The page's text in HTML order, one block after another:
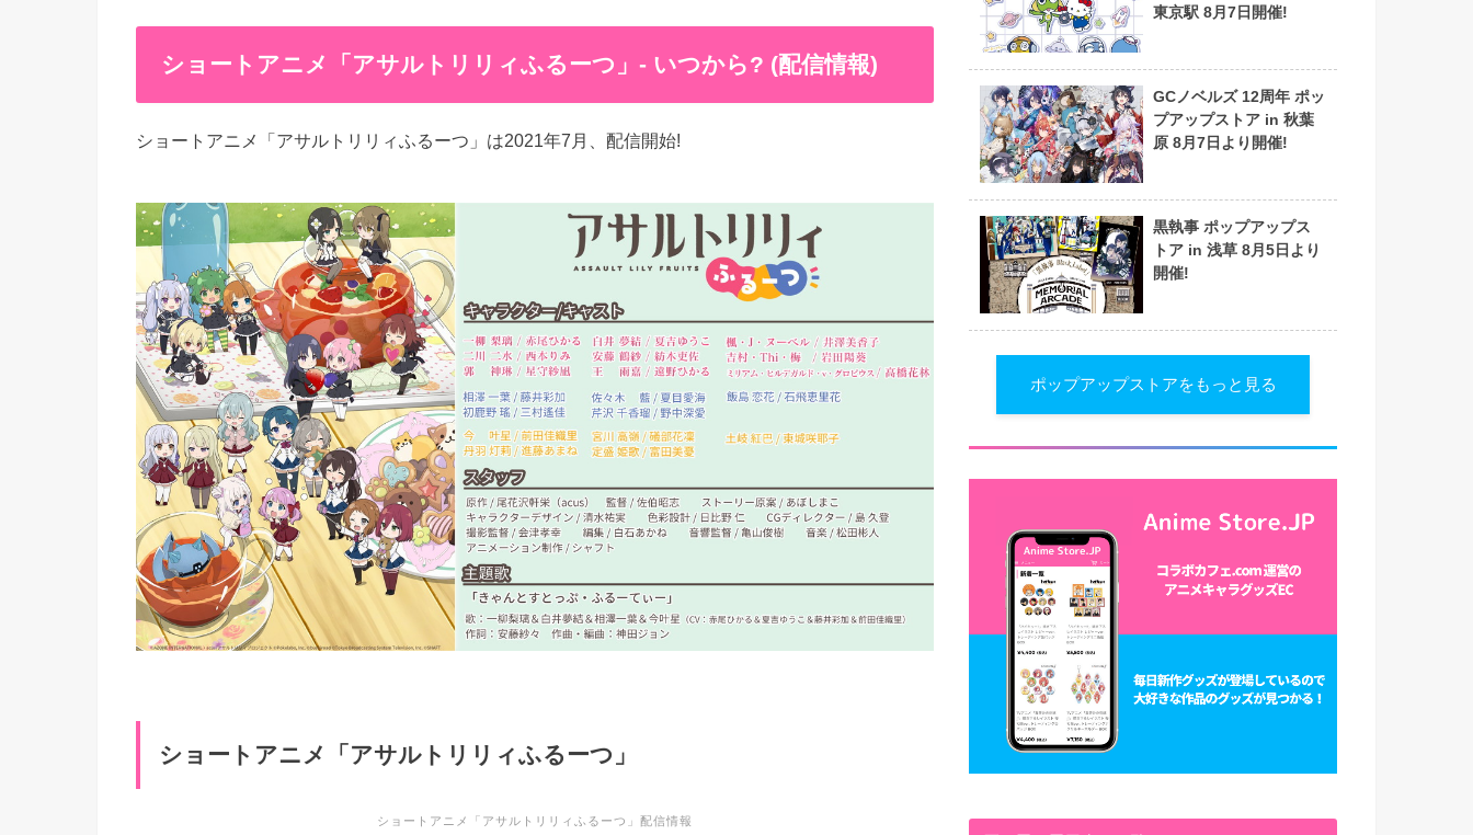
ショートアニメ「アサルトリリィふるーつ」- いつから? (配信情報)
ショートアニメ「アサルトリリィふるーつ」は2021年7月、配信開始!
ショートアニメ「アサルトリリィふるーつ」
ショートアニメ「アサルトリリィふるーつ」配信情報
東京駅 8月7日開催!
GCノベルズ 12周年 ポッ
プアップストア in 秋葉
原 8月7日より開催!
黒執事 ポップアップス
トア in 浅草 8月5日より
開催!
ポップアップストアをもっと見る